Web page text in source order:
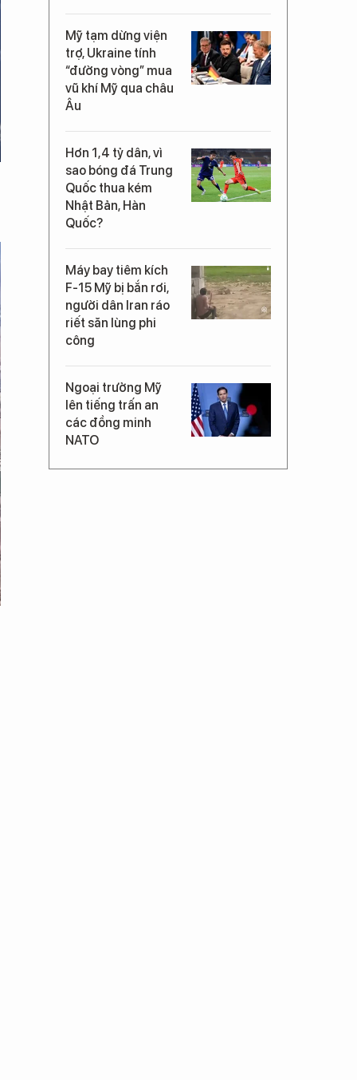
Mỹ tạm dừng viện
trợ, Ukraine tính
“đường vòng” mua
vũ khí Mỹ qua châu
Âu
Hơn 1,4 tỷ dân, vì
sao bóng đá Trung
Quốc thua kém
Nhật Bản, Hàn
Quốc?
Máy bay tiêm kích
F-15 Mỹ bị bắn rơi,
người dân Iran ráo
riết săn lùng phi
công
Ngoại trưởng Mỹ
lên tiếng trấn an
các đồng minh
NATO